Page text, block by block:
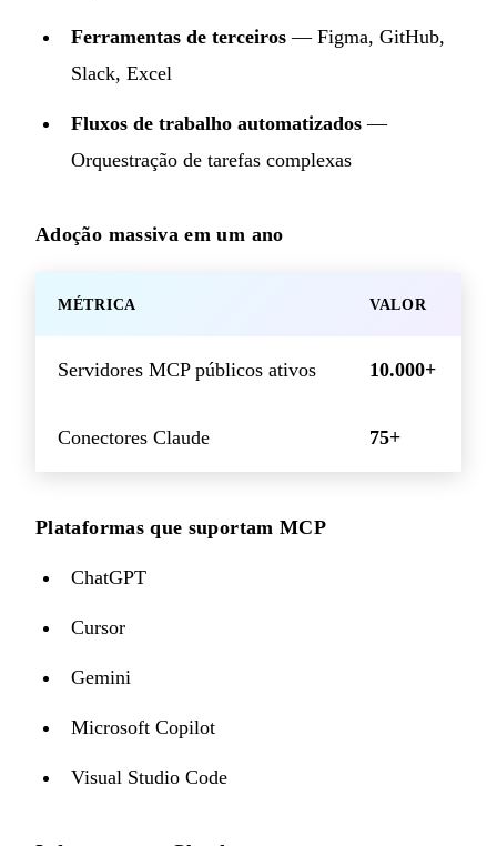
Ferramentas de terceiros — Figma, GitHub,
Slack, Excel
Fluxos de trabalho automatizados —
Orquestração de tarefas complexas
Adoção massiva em um ano
MÉTRICA VALOR
Servidores MCP públicos ativos 10.000+
Conectores Claude 75+
Plataformas que suportam MCP
ChatGPT
Cursor
Gemini
Microsoft Copilot
Visual Studio Code